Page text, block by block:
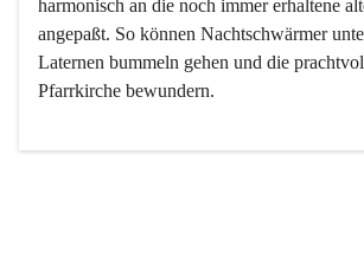
harmonisch an die noch immer erhaltene
angepaßt. So können Nachtschwärmer
Laternen bummeln gehen und die
Pfarrkirche bewundern.
Der Weinbau dominert heute nicht mehr,